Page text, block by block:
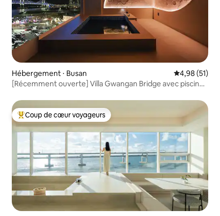
Hébergement ⋅ Busan Évaluation
4,98 (51)
[Récemment ouverte] Villa Gwangan Bridge avec piscine
Maximum (6 personnes) | Dia (501)
Coups de cœur voyageurs les plus appréciés
Coup de cœur voyageurs